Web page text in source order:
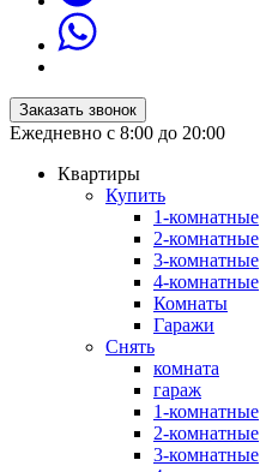
Заказать звонок
Ежедневно с 8:00 до 20:00
Квартиры
Купить
1-комнатные
2-комнатные
3-комнатные
4-комнатные
Комнаты
Гаражи
Снять
комната
гараж
1-комнатные
2-комнатные
3-комнатные